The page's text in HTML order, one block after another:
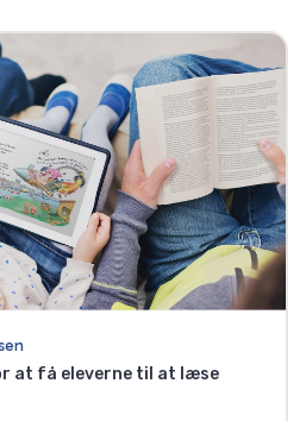
at få eleverne til at læse